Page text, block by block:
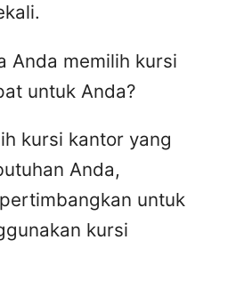
Anda memilih kursi
untuk Anda?
kursi kantor yang
Anda,
untuk
kursi